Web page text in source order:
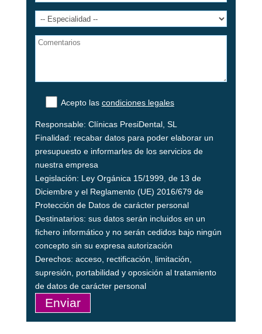
Acepto las condiciones legales
Responsable: Clínicas PresiDental, SL
Finalidad: recabar datos para poder elaborar un
presupuesto e informarles de los servicios de
nuestra empresa
Legislación: Ley Orgánica 15/1999, de 13 de
Diciembre y el Reglamento (UE) 2016/679 de
Protección de Datos de carácter personal
Destinatarios: sus datos serán incluidos en un
fichero informático y no serán cedidos bajo ningún
concepto sin su expresa autorización
Derechos: acceso, rectificación, limitación,
supresión, portabilidad y oposición al tratamiento
de datos de carácter personal